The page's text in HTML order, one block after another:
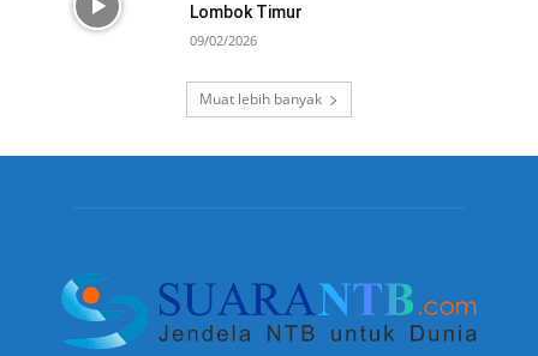
Lombok Timur
09/02/2026
Muat lebih banyak